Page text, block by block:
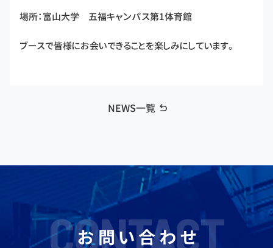
場所：富山大学 五福キャンパス第1体育館
ブースで皆様にお会いできることを楽しみにしています。
NEWS一覧
CONTACT
お問い合わせ